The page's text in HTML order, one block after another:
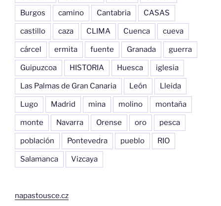
Burgos camino Cantabria CASAS
castillo caza CLIMA Cuenca cueva
cárcel ermita fuente Granada guerra
Guipuzcoa HISTORIA Huesca iglesia
Las Palmas de Gran Canaria León Lleida
Lugo Madrid mina molino montaña
monte Navarra Orense oro pesca
población Pontevedra pueblo RIO
Salamanca Vizcaya
napastousce.cz